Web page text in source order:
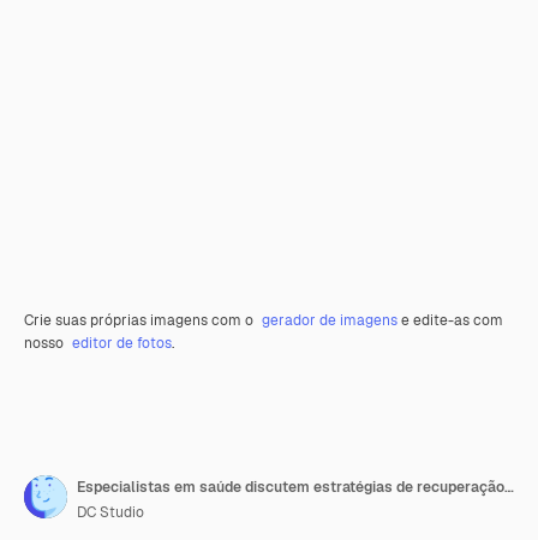
Crie suas próprias imagens com o gerador de imagense edite-as com
nosso editor de fotos.
Especialistas em saúde discutem estratégias de recuperação em um centro de tratamento
DC Studio